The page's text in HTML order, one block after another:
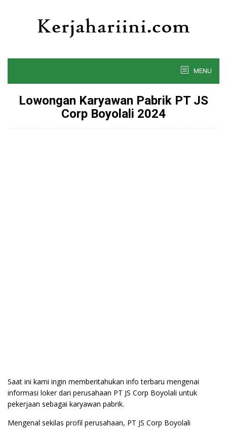
MENU
Lowongan Karyawan Pabrik PT JS
Corp Boyolali 2024
Saat ini kami ingin memberitahukan info terbaru mengenai
informasi loker dari perusahaan PT JS Corp Boyolali untuk
pekerjaan sebagai karyawan pabrik.
Mengenal sekilas profil perusahaan, PT JS Corp Boyolali